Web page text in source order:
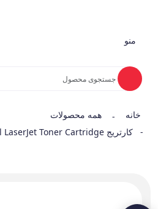
خانه -
همه محصولات
- کارتریج HP 19A | HP Original LaserJet Toner Cartridge